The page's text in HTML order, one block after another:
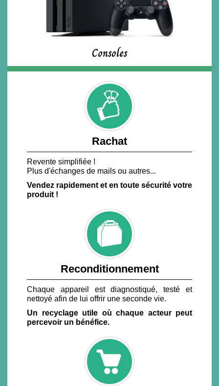
Consoles
Rachat
Revente simplifiée !
Plus d'échanges de mails ou autres...
Vendez rapidement et en toute sécurité votre
produit !
Reconditionnement
Chaque appareil est diagnostiqué, testé et
nettoyé afin de lui offrir une seconde vie.
Un recyclage utile où chaque acteur peut
percevoir un bénéfice.